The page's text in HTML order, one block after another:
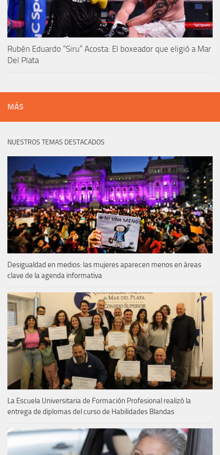
Rubén Eduardo “Siru” Acosta: El boxeador que eligió a Mar
Del Plata
MÁS
NUESTROS TEMAS DESTACADOS
Desigualdad en medios: las mujeres aparecen menos en áreas
clave de la agenda informativa
La Escuela Universitaria de Formación Profesional realizó la
entrega de diplomas del curso de Habilidades Blandas